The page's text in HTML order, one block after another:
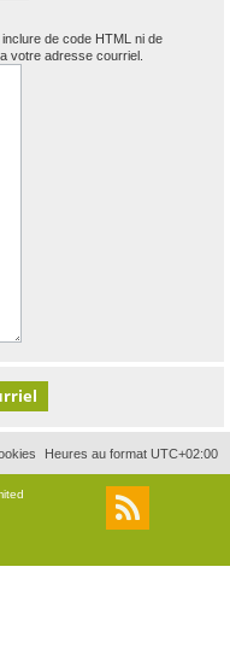
de code HTML ni de
votre adresse courriel.
Heures au format UTC+02:00